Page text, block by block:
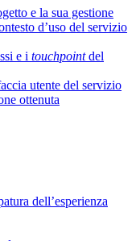
e la sua gestione
d’uso del servizio
e i touchpointdel
utente del servizio
ottenuta
dell’esperienza